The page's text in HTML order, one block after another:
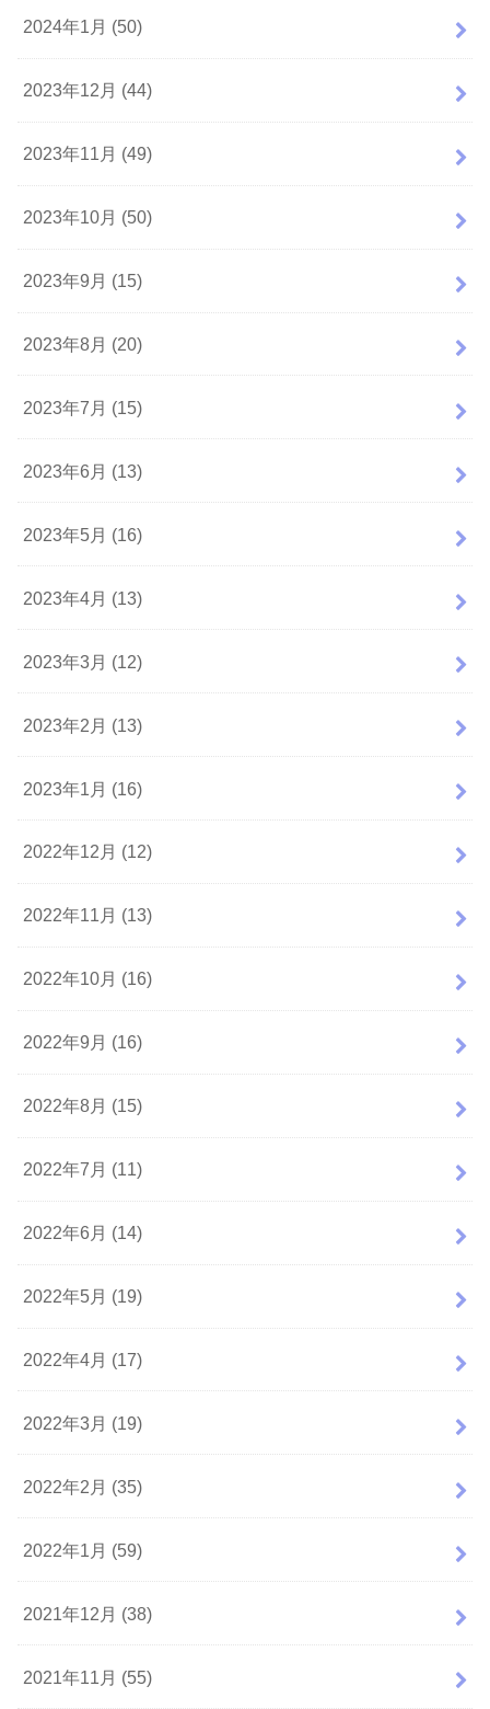
2024年1月 (50)
2023年12月 (44)
2023年11月 (49)
2023年10月 (50)
2023年9月 (15)
2023年8月 (20)
2023年7月 (15)
2023年6月 (13)
2023年5月 (16)
2023年4月 (13)
2023年3月 (12)
2023年2月 (13)
2023年1月 (16)
2022年12月 (12)
2022年11月 (13)
2022年10月 (16)
2022年9月 (16)
2022年8月 (15)
2022年7月 (11)
2022年6月 (14)
2022年5月 (19)
2022年4月 (17)
2022年3月 (19)
2022年2月 (35)
2022年1月 (59)
2021年12月 (38)
2021年11月 (55)